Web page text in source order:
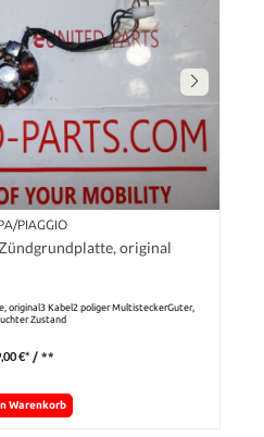
PIAGGIO
original
original3 Kabel2 poliger MultisteckerGuter,
Zustand
€* / **
Warenkorb